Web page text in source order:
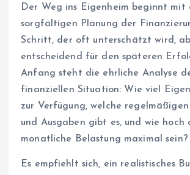
Der Weg ins Eigenheim beginnt mit
sorgfältigen Planung der
Schritt, der oft unterschätzt wird,
entscheidend für den späteren
Anfang steht die ehrliche Analyse
finanziellen Situation: Wie viel
zur Verfügung, welche
und Ausgaben gibt es, und wie hoch
monatliche Belastung maximal sein?
Es empfiehlt sich, ein realistisches